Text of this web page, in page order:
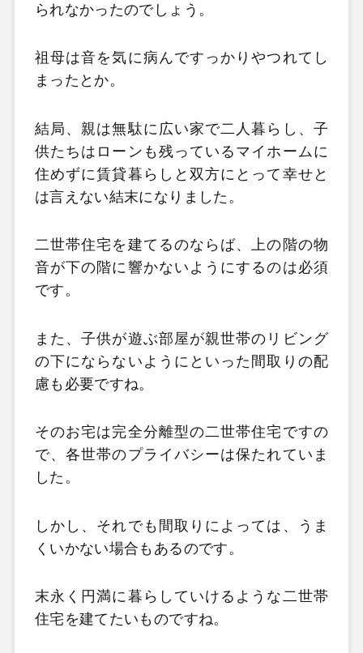
られなかったのでしょう。
祖母は音を気に病んですっかりやつれてし
まったとか。
結局、親は無駄に広い家で二人暮らし、子
供たちはローンも残っているマイホームに
住めずに賃貸暮らしと双方にとって幸せと
は言えない結末になりました。
二世帯住宅を建てるのならば、上の階の物
音が下の階に響かないようにするのは必須
です。
また、子供が遊ぶ部屋が親世帯のリビング
の下にならないようにといった間取りの配
慮も必要ですね。
そのお宅は完全分離型の二世帯住宅ですの
で、各世帯のプライバシーは保たれていま
した。
しかし、それでも間取りによっては、うま
くいかない場合もあるのです。
末永く円満に暮らしていけるような二世帯
住宅を建てたいものですね。